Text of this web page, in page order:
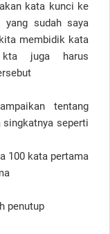
kata kunci ke
sudah saya
membidik kata
juga harus
tentang
singkatnya seperti
100 kata pertama
penutup